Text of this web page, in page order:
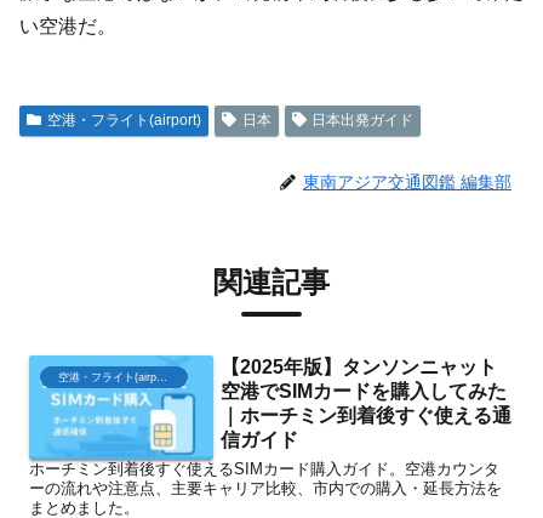
い空港だ。
空港・フライト(airport) 日本 日本出発ガイド
東南アジア交通図鑑 編集部
関連記事
空港・フライト(airport)
【2025年版】タンソンニャット
空港でSIMカードを購入してみた
｜ホーチミン到着後すぐ使える通
信ガイド
ホーチミン到着後すぐ使えるSIMカード購入ガイド。空港カウンタ
ーの流れや注意点、主要キャリア比較、市内での購入・延長方法を
まとめました。